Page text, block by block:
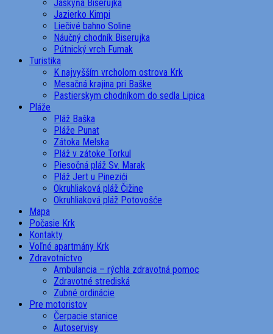
Jaskyňa Biserujka
Jazierko Kimpi
Liečivé bahno Soline
Náučný chodník Biserujka
Pútnický vrch Fumak
Turistika
K najvyšším vrcholom ostrova Krk
Mesačná krajina pri Baške
Pastierskym chodníkom do sedla Lipica
Pláže
Pláž Baška
Pláže Punat
Zátoka Melska
Pláž v zátoke Torkul
Piesočná pláž Sv. Marak
Pláž Jert u Pinezići
Okruhliaková pláž Čižine
Okruhliaková pláž Potovošće
Mapa
Počasie Krk
Kontakty
Voľné apartmány Krk
Zdravotníctvo
Ambulancia – rýchla zdravotná pomoc
Zdravotné strediská
Zubné ordinácie
Pre motoristov
Čerpacie stanice
Autoservisy